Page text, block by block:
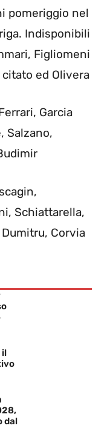
pomeriggio nel
Indisponibili
Figliomeni
ed Olivera
Garcia
Salzano,
Schiattarella,
Corvia
il
dal